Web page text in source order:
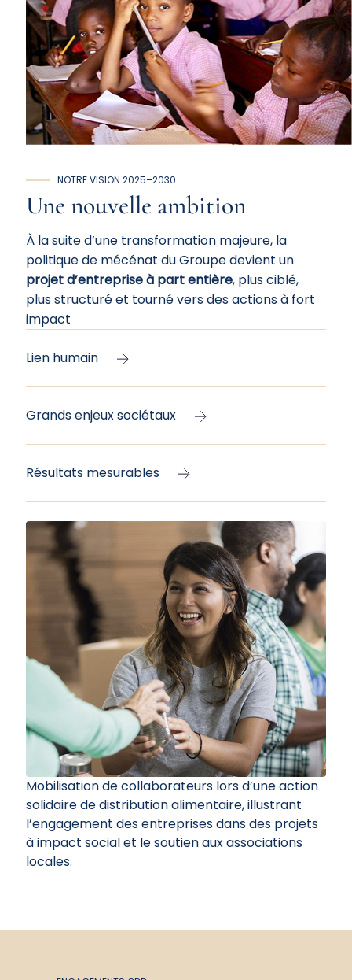
NOTRE VISION 2025–2030
Une nouvelle ambition
À la suite d’une transformation majeure, la
politique de mécénat du Groupe devient un
projet d’entreprise à part entière, plus ciblé,
plus structuré et tourné vers des actions à fort
impact
Lien humain
Grands enjeux sociétaux
Résultats mesurables
Mobilisation de collaborateurs lors d’une action
solidaire de distribution alimentaire, illustrant
l’engagement des entreprises dans des projets
à impact social et le soutien aux associations
locales.